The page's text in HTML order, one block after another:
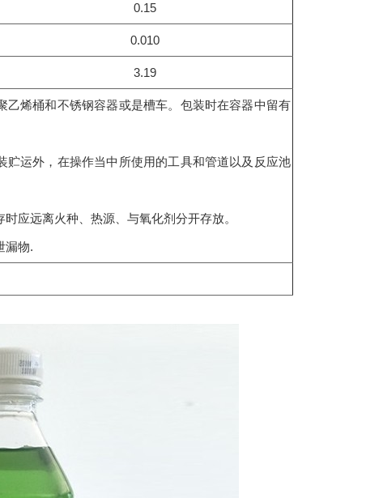
0.15
0.010
3.19
乙烯桶和不锈钢容器或是槽车。包装时在容器中留有
贮运外，在操作当中所使用的工具和管道以及反应池
应远离火种、热源、与氧化剂分开存放。
漏物.